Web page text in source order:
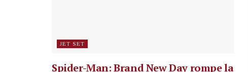
JET SET
Spider-Man: Brand New Day rompe la